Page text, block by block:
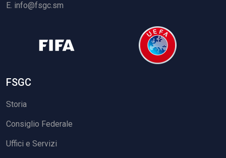
E. info@fsgc.sm
FSGC
Storia
Consiglio Federale
Uffici e Servizi